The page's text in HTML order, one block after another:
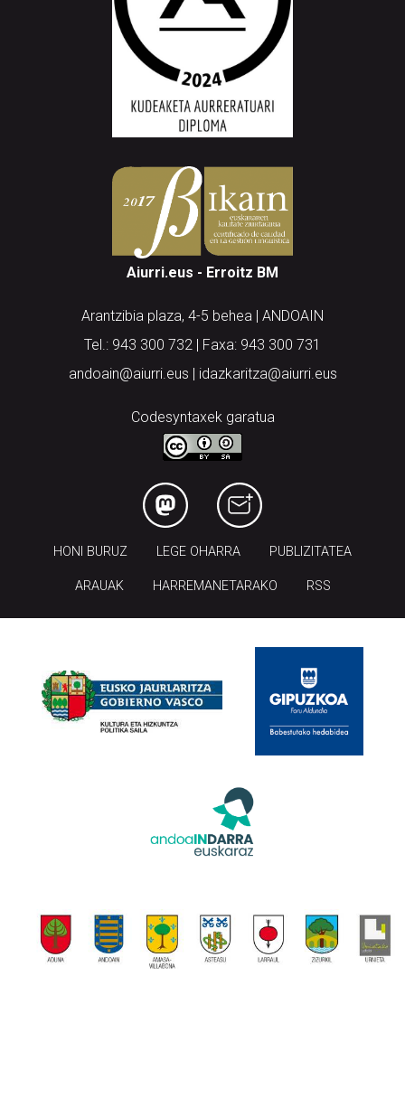
Aiurri.eus - Erroitz BM
Arantzibia plaza, 4-5 behea | ANDOAIN
Tel.: 943 300 732 | Faxa: 943 300 731
andoain@aiurri.eus | idazkaritza@aiurri.eus
Codesyntaxek garatua
HONI BURUZ LEGE OHARRA PUBLIZITATEA
ARAUAK HARREMANETARAKO RSS